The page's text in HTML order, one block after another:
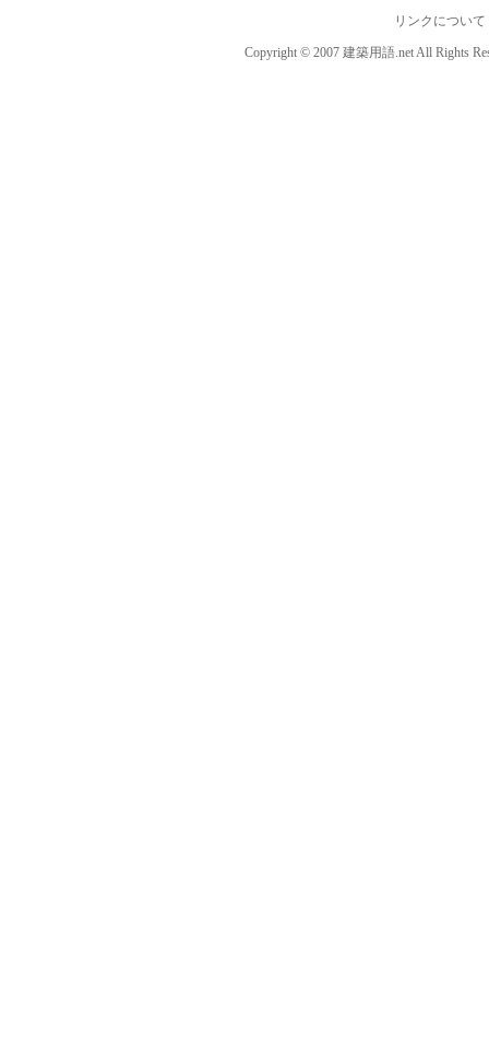
リンクについて
Copyright © 2007 建築用語.net All Rights